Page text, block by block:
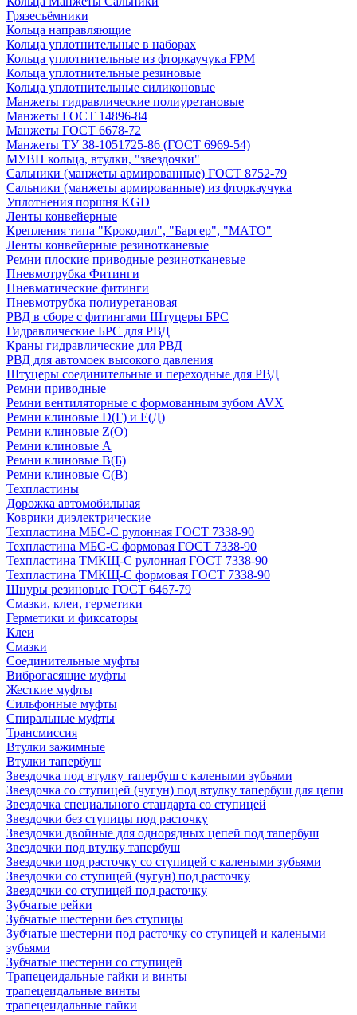
Грязесъёмники
Кольца направляющие
Кольца уплотнительные в наборах
Кольца уплотнительные из фторкаучука FPM
Кольца уплотнительные резиновые
Кольца уплотнительные силиконовые
Манжеты гидравлические полиуретановые
Манжеты ГОСТ 14896-84
Манжеты ГОСТ 6678-72
Манжеты ТУ 38-1051725-86 (ГОСТ 6969-54)
МУВП кольца, втулки, "звездочки"
Сальники (манжеты армированные) ГОСТ 8752-79
Сальники (манжеты армированные) из фторкаучука
Уплотнения поршня KGD
Ленты конвейерные
Крепления типа "Крокодил", "Баргер", "МАТО"
Ленты конвейерные резинотканевые
Ремни плоские приводные резинотканевые
Пневмотрубка Фитинги
Пневматические фитинги
Пневмотрубка полиуретановая
РВД в сборе с фитингами Штуцеры БРС
Гидравлические БРС для РВД
Краны гидравлические для РВД
РВД для автомоек высокого давления
Штуцеры соединительные и переходные для РВД
Ремни приводные
Ремни вентиляторные с формованным зубом AVX
Ремни клиновые D(Г) и Е(Д)
Ремни клиновые Z(О)
Ремни клиновые А
Ремни клиновые В(Б)
Ремни клиновые С(В)
Техпластины
Дорожка автомобильная
Коврики диэлектрические
Техпластина МБС-С рулонная ГОСТ 7338-90
Техпластина МБС-С формовая ГОСТ 7338-90
Техпластина ТМКЩ-С рулонная ГОСТ 7338-90
Техпластина ТМКЩ-С формовая ГОСТ 7338-90
Шнуры резиновые ГОСТ 6467-79
Смазки, клеи, герметики
Герметики и фиксаторы
Клеи
Смазки
Соединительные муфты
Виброгасящие муфты
Жесткие муфты
Сильфонные муфты
Спиральные муфты
Трансмиссия
Втулки зажимные
Втулки тапербуш
Звездочка под втулку тапербуш c калеными зубьями
Звездочка со ступицей (чугун) под втулку тапербуш для цепи
Звездочка специального стандарта со ступицей
Звездочки без ступицы под расточку
Звездочки двойные для однорядных цепей под тапербуш
Звездочки под втулку тапербуш
Звездочки под расточку со ступицей с калеными зубьями
Звездочки со ступицей (чугун) под расточку
Звездочки со ступицей под расточку
Зубчатые рейки
Зубчатые шестерни без ступицы
Зубчатые шестерни под расточку со ступицей и калеными
зубьями
Зубчатые шестерни со ступицей
Трапецеидальные гайки и винты
трапецеидальные винты
трапецеидальные гайки